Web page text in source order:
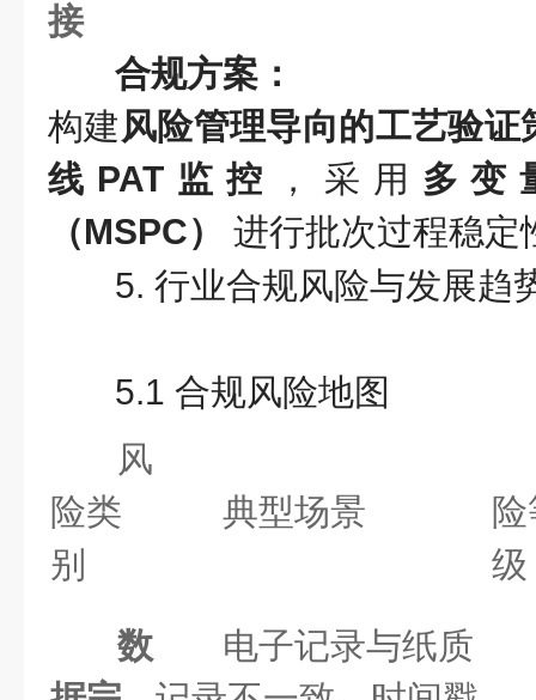
接
合规方案：
构建风险管理导向的工艺验证
线PAT监控
，采用 多变
（MSPC）
进行批次过程稳定
5. 行业合规风险与发展趋
5.1 合规风险地图
风
险类
别
典型场景
级
数
电子记录与纸质